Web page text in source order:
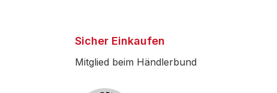
Sicher Einkaufen
Mitglied beim Händlerbund